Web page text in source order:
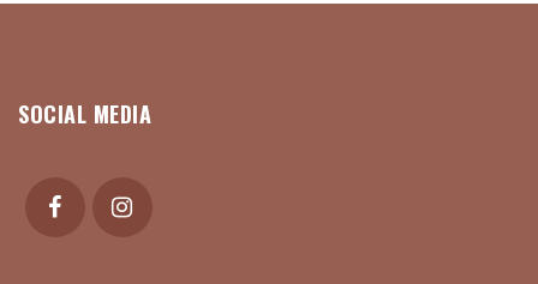
SOCIAL MEDIA